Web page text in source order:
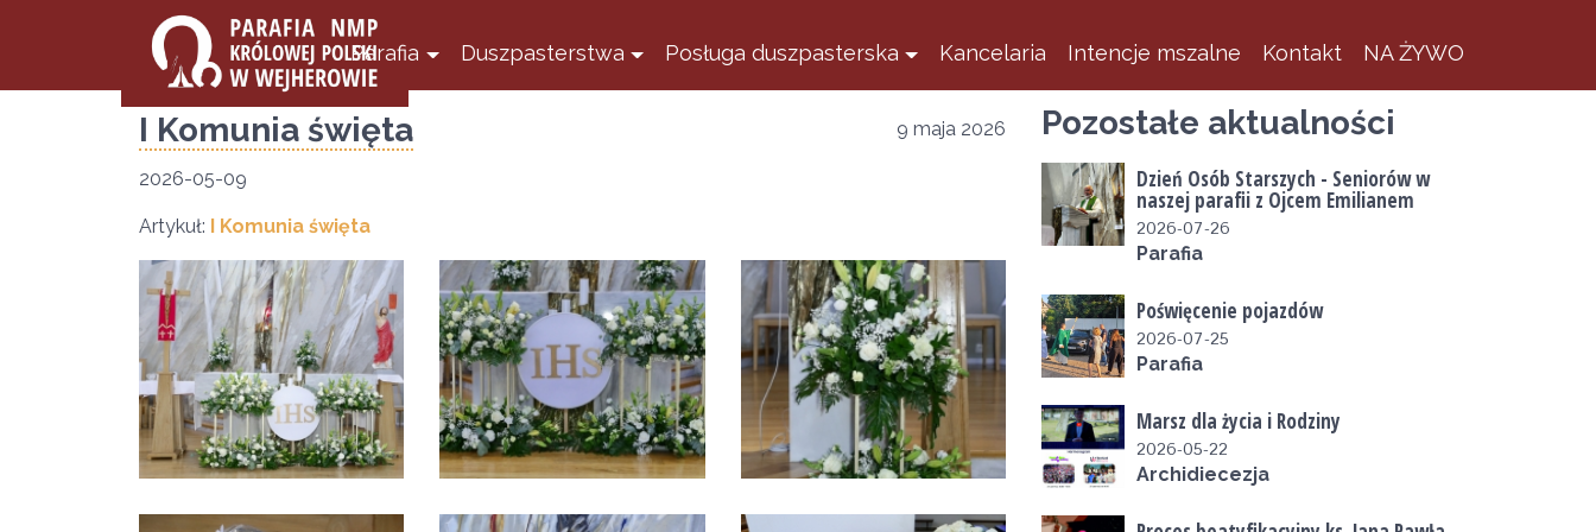
Parafia Duszpasterstwa Posługa duszpasterska Kancelaria Intencje mszalne Kontakt NA ŻYWO
I Komunia święta 9 maja 2026
2026-05-09
Artykuł: I Komunia święta
Pozostałe aktualności
Dzień Osób Starszych - Seniorów w
naszej parafii z Ojcem Emilianem
2026-07-26
Parafia
Poświęcenie pojazdów
2026-07-25
Parafia
Marsz dla życia i Rodziny
2026-05-22
Archidiecezja